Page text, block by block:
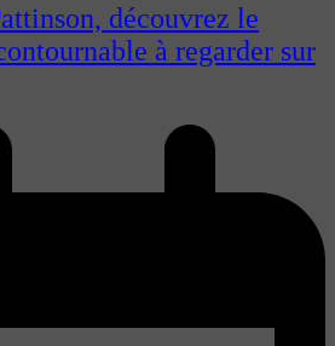
découvrez le
à regarder sur